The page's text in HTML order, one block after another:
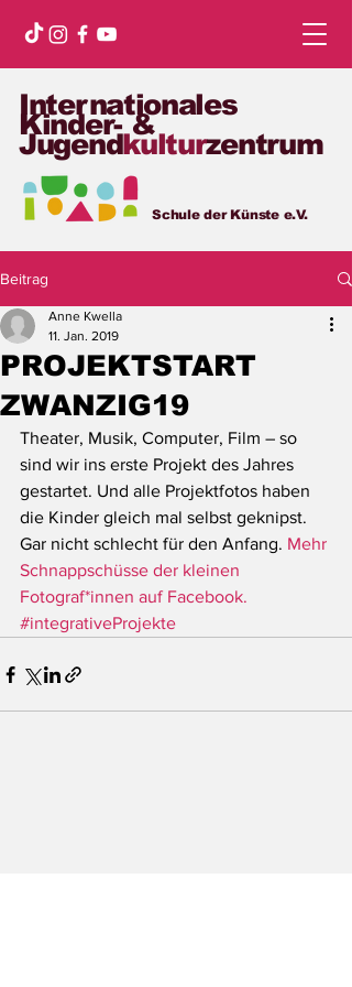
Internationales
Kinder- &
Jugendkulturzentrum
Schule der Künste e.V.
Beitrag
PROJEKTSTART
ZWANZIG19
Anne Kwella
11. Jan. 2019
Theater, Musik, Computer, Film – so
sind wir ins erste Projekt des Jahres
gestartet. Und alle Projektfotos haben
die Kinder gleich mal selbst geknipst.
Gar nicht schlecht für den Anfang. Mehr
Schnappschüsse der kleinen
Fotograf*innen auf Facebook.
#integrativeProjekte